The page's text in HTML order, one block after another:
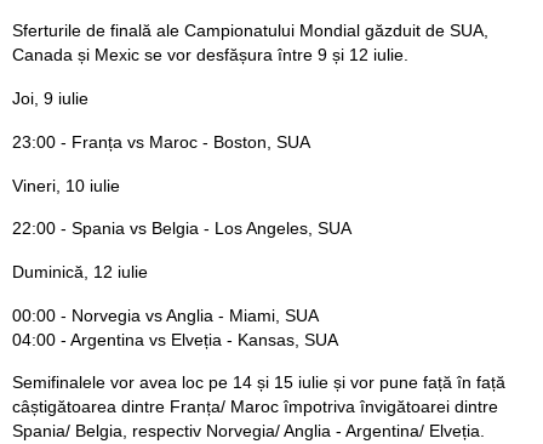
Sferturile de finală ale Campionatului Mondial găzduit de SUA,
Canada și Mexic se vor desfășura între 9 și 12 iulie.
Joi, 9 iulie
23:00 - Franța vs Maroc - Boston, SUA
Vineri, 10 iulie
22:00 - Spania vs Belgia - Los Angeles, SUA
Duminică, 12 iulie
00:00 - Norvegia vs Anglia - Miami, SUA
04:00 - Argentina vs Elveția - Kansas, SUA
Semifinalele vor avea loc pe 14 și 15 iulie și vor pune față în față
câștigătoarea dintre Franța/ Maroc împotriva învigătoarei dintre
Spania/ Belgia, respectiv Norvegia/ Anglia - Argentina/ Elveția.